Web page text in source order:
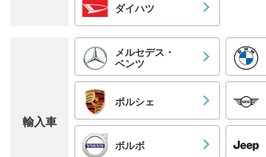
ダイハツ
輸入車
メルセデス・
ベンツ
ポルシェ
ボルボ